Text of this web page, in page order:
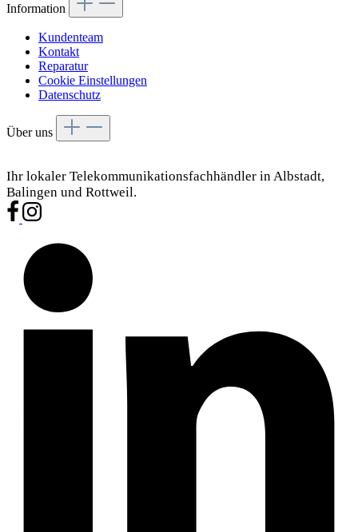
Information
Kundenteam
Kontakt
Reparatur
Cookie Einstellungen
Datenschutz
Über uns
Ihr lokaler Telekommunikationsfachhändler in Albstadt,
Balingen und Rottweil.